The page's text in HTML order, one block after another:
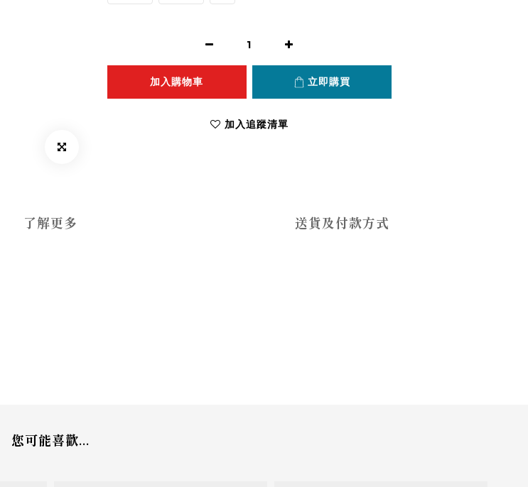
加入購物車 立即購買
加入追蹤清單
了解更多 送貨及付款方式
您可能喜歡...